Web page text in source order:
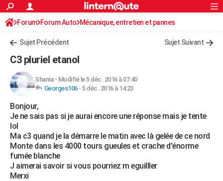
ACTUALITÉS
Politique
Société
Faits Divers
Education
Monde
Villes
+
FINANCE
Retraite
Impôts
Epargne
Immobilier
Risques naturels par ville
Banque
Assurance
Crédit
AUTO
Essais
Réserver un essai
Citadines
Berlines
SUV
Forum auto
+HIGH-TECH
Mobiles
Meilleur smartphone
Internet
Ordinateurs
Jeux vidéo
Guide high-tech
+BRICOLAGE
Forum
Aménagement intérieur
Extérieur
Cuisine
Salle de bains
Jardinage
Rangement
WEEK-END
Guides de France
Escapades
Patrimoine
Expositions
Musées
Week-end nature
+LIFESTYLE
Rechercher
S'inscrire
Connexion
Forum Forum Auto Mécanique, entretien et pannes
Sujet Précédent Sujet Suivant
C3 pluriel etanol
Shania- Modifié le 5 déc. 2016 à 07:40
Georges106- 5 déc. 2016 à 14:23
Bonjour,
Je ne sais pas si je aurai encore une réponse mais je tente
lol
Ma c3 quand je la démarre le matin avec là gelée de ce nord
Monte dans les 4000 tours gueules et crache d'énorme
fumée blanche
J aimerai savoir si vous pourriez m eguilller
Merxi